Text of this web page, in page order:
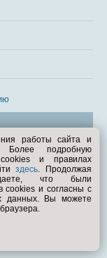
работы сайта и
Более подробную
и правилах
здесь. Продолжая
что были
cookies и согласны с
данных. Вы можете